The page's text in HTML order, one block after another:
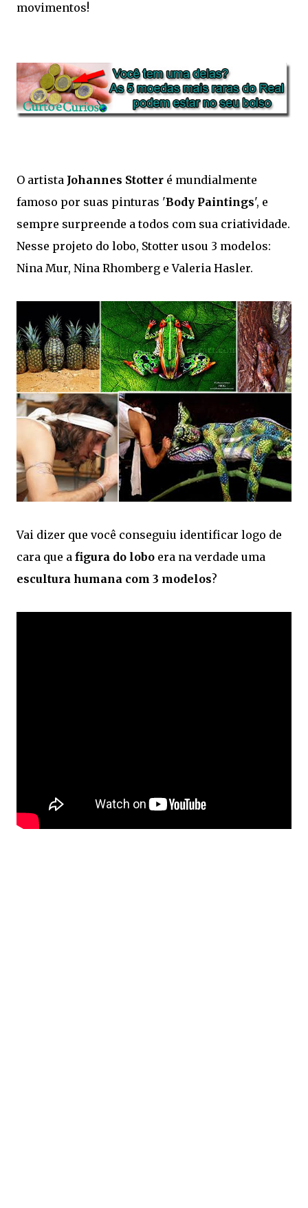
movimentos!
O artista Johannes Stotter é mundialmente
famoso por suas pinturas 'Body Paintings', e
sempre surpreende a todos com sua criatividade.
Nesse projeto do lobo, Stotter usou 3 modelos:
Nina Mur, Nina Rhomberg e Valeria Hasler.
Vai dizer que você conseguiu identificar logo de
cara que a figura do lobo era na verdade uma
escultura humana com 3 modelos?